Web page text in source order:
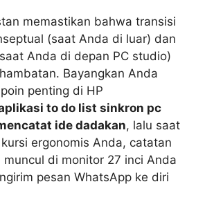
memastikan bahwa transisi
(saat Anda di luar) dan
Anda di depan PC studio)
Bayangkan Anda
penting di HP
to do list sinkron pc
ide dadakan, lalu saat
ergonomis Anda, catatan
di monitor 27 inci Anda
pesan WhatsApp ke diri